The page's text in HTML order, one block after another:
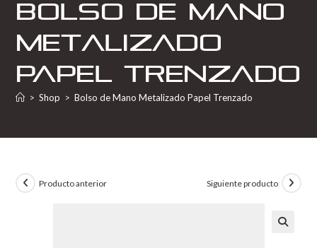
Bolso de Mano
Metalizado
Papel Trenzado
> Shop > Bolso de Mano Metalizado Papel Trenzado
Producto anterior Siguiente producto